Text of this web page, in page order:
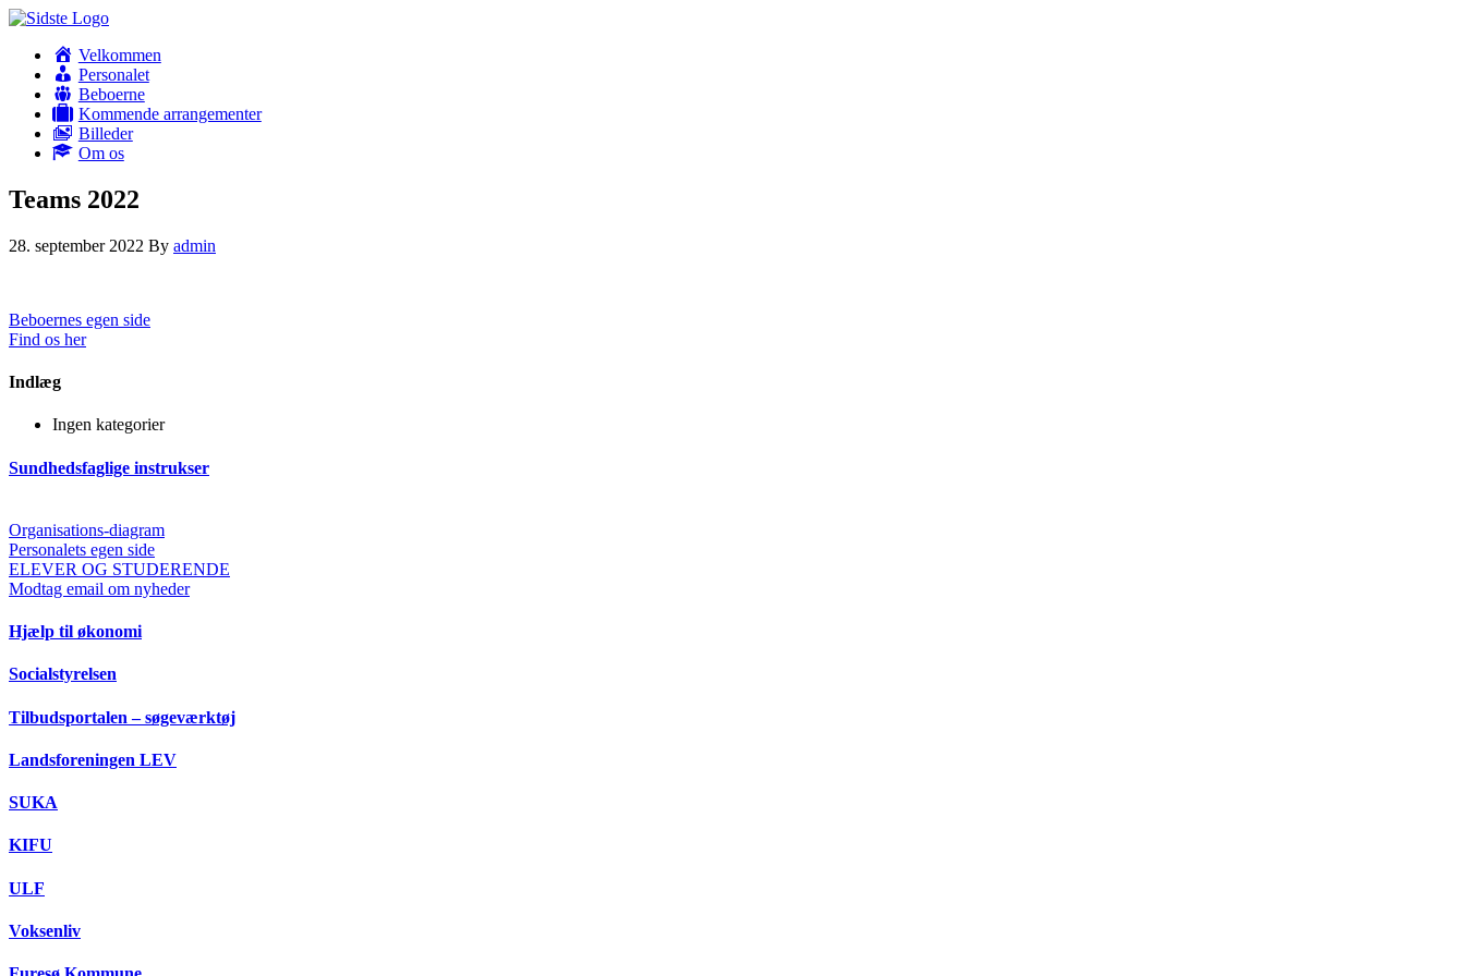
Velkommen
Personalet
Beboerne
Kommende arrangementer
Billeder
Om os
Teams 2022
28. september 2022 By admin
Beboernes egen side
Find os her
Indlæg
Ingen kategorier
Sundhedsfaglige instrukser
Organisations-diagram
Personalets egen side
ELEVER OG STUDERENDE
Modtag email om nyheder
Hjælp til økonomi
Socialstyrelsen
Tilbudsportalen – søgeværktøj
Landsforeningen LEV
SUKA
KIFU
ULF
Voksenliv